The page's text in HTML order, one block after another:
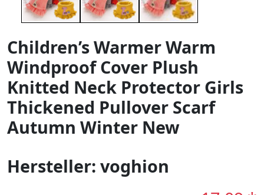
Children’s Warmer Warm
Windproof Cover Plush
Knitted Neck Protector Girls
Thickened Pullover Scarf
Autumn Winter New
Hersteller: voghion